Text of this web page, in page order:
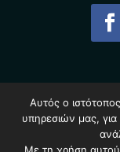
Επιχειρήσεων
Όροι &
Αυτός ο
υπηρεσιών μας, για